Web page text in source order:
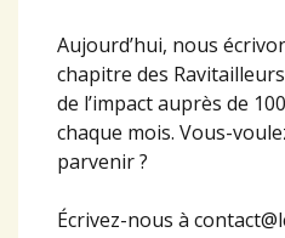
Aujourd’hui, nous
chapitre des
de l’impact auprès de
chaque mois. Vous-
parvenir ?
Écrivez-nous à